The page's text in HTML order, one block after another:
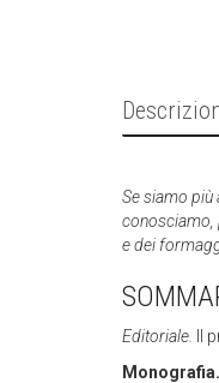
Se siamo più
conosciamo,
e dei
Editoriale.
Il